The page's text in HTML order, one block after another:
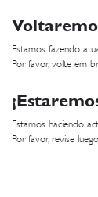
Estamos fazendo
Por favor, volte em
Estamos haciendo
Por favor, revise